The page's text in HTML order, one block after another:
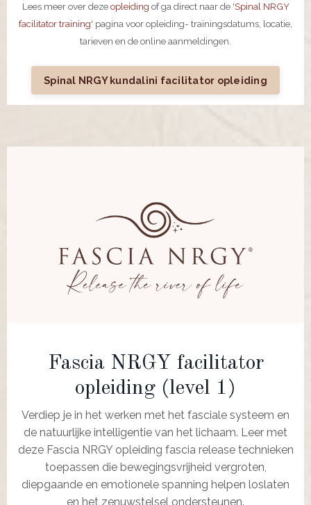
Lees meer over dezeopleiding of ga direct naar de 'Spinal NRGY
facilitator training' pagina voor opleiding- trainingsdatums, locatie,
tarieven en de online aanmeldingen.
Spinal NRGY kundalini facilitator opleiding
Fascia NRGY facilitator
opleiding (level 1)
Verdiep je in het werken met het fasciale systeem en
de natuurlijke intelligentie van het lichaam. Leer met
deze Fascia NRGY opleiding fascia release technieken
toepassen die bewegingsvrijheid vergroten,
diepgaande en emotionele spanning helpen loslaten
en het zenuwstelsel ondersteunen.